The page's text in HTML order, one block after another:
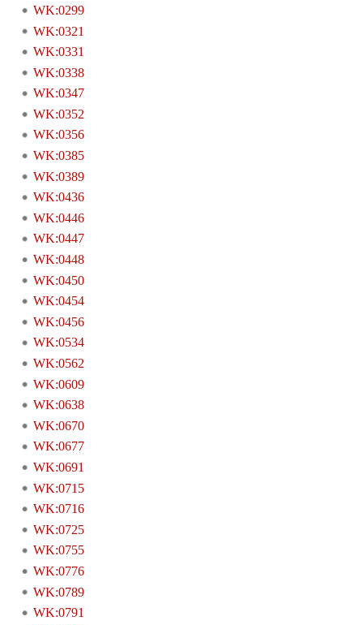
WK:0299
WK:0321
WK:0331
WK:0338
WK:0347
WK:0352
WK:0356
WK:0385
WK:0389
WK:0436
WK:0446
WK:0447
WK:0448
WK:0450
WK:0454
WK:0456
WK:0534
WK:0562
WK:0609
WK:0638
WK:0670
WK:0677
WK:0691
WK:0715
WK:0716
WK:0725
WK:0755
WK:0776
WK:0789
WK:0791